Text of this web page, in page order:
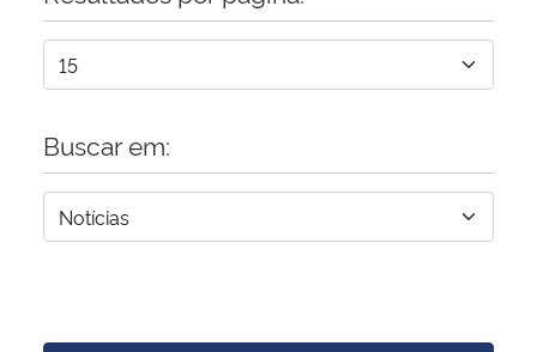
Buscar em: